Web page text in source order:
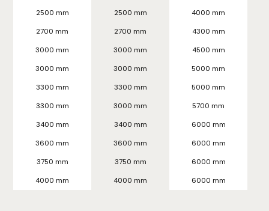
2500 mm
2500 mm
4000 mm
2700 mm
2700 mm
4300 mm
3000 mm
3000 mm
4500 mm
3000 mm
3000 mm
5000 mm
3300 mm
3300 mm
5000 mm
3300 mm
3000 mm
5700 mm
3400 mm
3400 mm
6000 mm
3600 mm
3600 mm
6000 mm
3750 mm
3750 mm
6000 mm
4000 mm
4000 mm 6000 mm